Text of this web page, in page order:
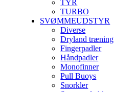
TYR
TURBO
SVØMMEUDSTYR
Diverse
Dryland træning
Fingerpadler
Håndpadler
Monofinner
Pull Buoys
Snorkler